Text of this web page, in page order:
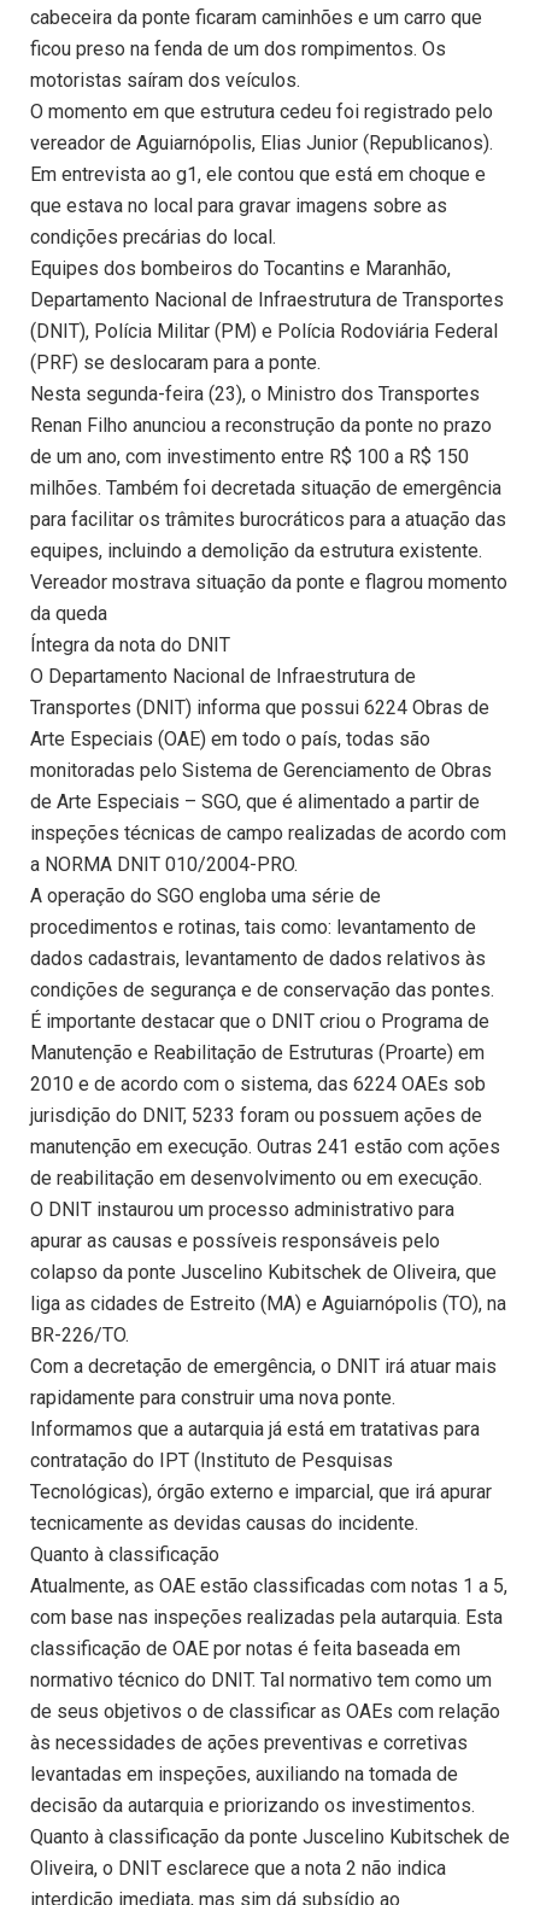
cabeceira da ponte ficaram caminhões e um carro que
ficou preso na fenda de um dos rompimentos. Os
motoristas saíram dos veículos.
O momento em que estrutura cedeu foi registrado pelo
vereador de Aguiarnópolis, Elias Junior (Republicanos).
Em entrevista ao g1, ele contou que está em choque e
que estava no local para gravar imagens sobre as
condições precárias do local.
Equipes dos bombeiros do Tocantins e Maranhão,
Departamento Nacional de Infraestrutura de Transportes
(DNIT), Polícia Militar (PM) e Polícia Rodoviária Federal
(PRF) se deslocaram para a ponte.
Nesta segunda-feira (23), o Ministro dos Transportes
Renan Filho anunciou a reconstrução da ponte no prazo
de um ano, com investimento entre R$ 100 a R$ 150
milhões. Também foi decretada situação de emergência
para facilitar os trâmites burocráticos para a atuação das
equipes, incluindo a demolição da estrutura existente.
Vereador mostrava situação da ponte e flagrou momento
da queda
Íntegra da nota do DNIT
O Departamento Nacional de Infraestrutura de
Transportes (DNIT) informa que possui 6224 Obras de
Arte Especiais (OAE) em todo o país, todas são
monitoradas pelo Sistema de Gerenciamento de Obras
de Arte Especiais – SGO, que é alimentado a partir de
inspeções técnicas de campo realizadas de acordo com
a NORMA DNIT 010/2004-PRO.
A operação do SGO engloba uma série de
procedimentos e rotinas, tais como: levantamento de
dados cadastrais, levantamento de dados relativos às
condições de segurança e de conservação das pontes.
É importante destacar que o DNIT criou o Programa de
Manutenção e Reabilitação de Estruturas (Proarte) em
2010 e de acordo com o sistema, das 6224 OAEs sob
jurisdição do DNIT, 5233 foram ou possuem ações de
manutenção em execução. Outras 241 estão com ações
de reabilitação em desenvolvimento ou em execução.
O DNIT instaurou um processo administrativo para
apurar as causas e possíveis responsáveis pelo
colapso da ponte Juscelino Kubitschek de Oliveira, que
liga as cidades de Estreito (MA) e Aguiarnópolis (TO), na
BR-226/TO.
Com a decretação de emergência, o DNIT irá atuar mais
rapidamente para construir uma nova ponte.
Informamos que a autarquia já está em tratativas para
contratação do IPT (Instituto de Pesquisas
Tecnológicas), órgão externo e imparcial, que irá apurar
tecnicamente as devidas causas do incidente.
Quanto à classificação
Atualmente, as OAE estão classificadas com notas 1 a 5,
com base nas inspeções realizadas pela autarquia. Esta
classificação de OAE por notas é feita baseada em
normativo técnico do DNIT. Tal normativo tem como um
de seus objetivos o de classificar as OAEs com relação
às necessidades de ações preventivas e corretivas
levantadas em inspeções, auxiliando na tomada de
decisão da autarquia e priorizando os investimentos.
Quanto à classificação da ponte Juscelino Kubitschek de
Oliveira, o DNIT esclarece que a nota 2 não indica
interdição imediata, mas sim dá subsídio ao